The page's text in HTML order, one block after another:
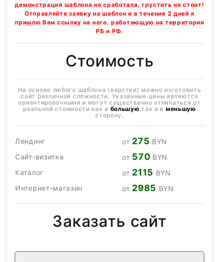
демонстрация шаблона не сработала, грустить не стоит!
Отправляйте заявку на шаблон и в течение 2 дней я
пришлю Вам ссылку на него, работающую на территории
РБ и РФ.
Стоимость
На основе любого шаблона (верстки) можно изготовить
сайт различной сложности. Указанные цены являются
ориентировочными и могут существенно отличаться от
реальной стоимости как в большую так и в меньшую
сторону.
Лендинг от 275 BYN
Сайт-визитка
от 570 BYN
Каталог
от 2115 BYN
Интернет-магазин
от 2985 BYN
Заказать сайт